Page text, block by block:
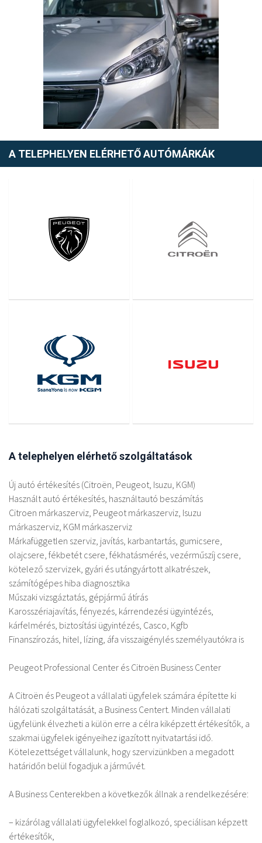
A TELEPHELYEN ELÉRHETŐ AUTÓMÁRKÁK
A telephelyen elérhető szolgáltatások
Új autó értékesítés (Citroën, Peugeot, Isuzu, KGM)
Használt autó értékesítés, használtautó beszámítás
Citroen márkaszerviz, Peugeot márkaszerviz, Isuzu
márkaszerviz, KGM márkaszerviz
Márkafüggetlen szerviz, javítás, karbantartás, gumicsere,
olajcsere, fékbetét csere, fékhatásmérés, vezérműszíj csere,
kötelező szervizek, gyári és utángyártott alkatrészek,
számítógépes hiba diagnosztika
Műszaki vizsgáztatás, gépjármű átírás
Karosszériajavítás, fényezés, kárrendezési ügyintézés,
kárfelmérés, biztosítási ügyintézés, Casco, Kgfb
Finanszírozás, hitel, lízing, áfa visszaigénylés személyautókra is
Peugeot Professional Center és Citroën Business Center
A Citroën és Peugeot a vállalati ügyfelek számára építette ki
hálózati szolgáltatását, a Business Centert. Minden vállalati
ügyfelünk élvezheti a külön erre a célra kiképzett értékesítők, a
szakmai ügyfelek igényeihez igazított nyitvatartási idő.
Kötelezettséget vállalunk, hogy szervizünkben a megadott
határidőn belül fogadjuk a járművét.
A Business Centerekben a következők állnak a rendelkezésére:
– kizárólag vállalati ügyfelekkel foglalkozó, speciálisan képzett
értékesítők,